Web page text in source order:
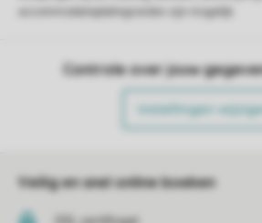
Controle over jouw
Instellingen
Veilig en snel online boeken